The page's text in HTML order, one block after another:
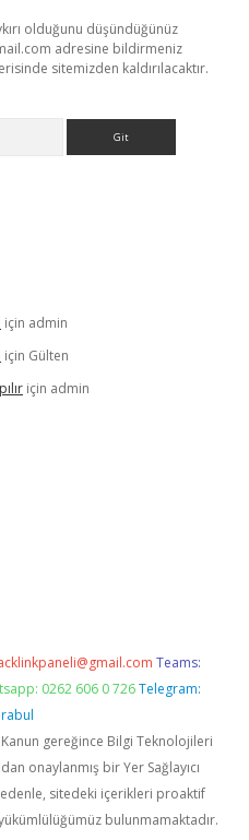
olduğunu düşündüğünüz
adresine bildirmeniz
sitemizden kaldırılacaktır.
için admin
için Gülten
için admin
Teams:
0262 606 0 726 Telegram:
Kanun gereğince Bilgi Teknolojileri
onaylanmış bir Yer Sağlayıcı
sitedeki içerikleri proaktif
bulunmamaktadır.